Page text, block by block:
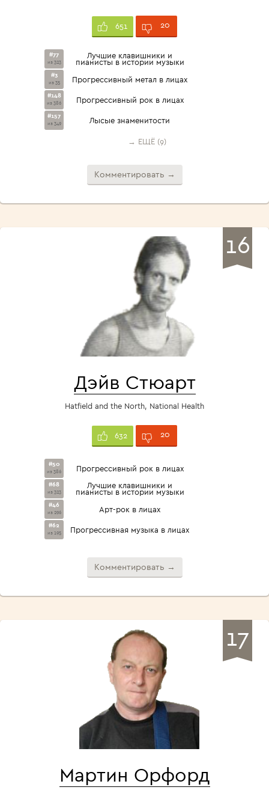
651 20
#77
из 323
Лучшие клавишники и
пианисты в истории музыки
#3
из 35 Прогрессивный метал в лицах
#148
из 386 Прогрессивный рок в лицах
#157
из 349 Лысые знаменитости
→ ЕЩЁ (9)
Комментировать →
16
Дэйв Стюарт
Hatfield and the North, National Health
632 20
#50
из 386 Прогрессивный рок в лицах
#68
из 323
Лучшие клавишники и
пианисты в истории музыки
#46
из 296 Арт-рок в лицах
#62
из 195 Прогрессивная музыка в лицах
Комментировать →
17
Мартин Орфорд